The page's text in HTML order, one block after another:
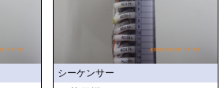
シーケンサー